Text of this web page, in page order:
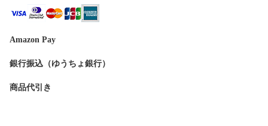
Amazon Pay
銀行振込（ゆうちょ銀行）
商品代引き